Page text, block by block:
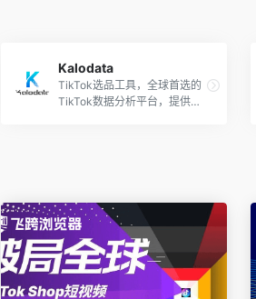
Kalodata
TikTok选品工具，全球首选的
TikTok数据分析平台，提供爆